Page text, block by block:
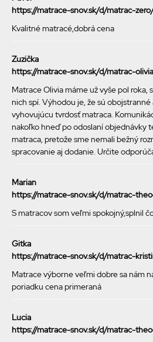
https://matrace-snov.sk/d/matrac-
Kvalitné matracé,dobrá cena
Zuzička
https://matrace-snov.sk/d/matrac-
Matrace Olivia máme už vyše pol roka,
nich spí. Výhodou je, že sú obojstranné
vyhovujúcu tvrdosť matraca.
nakoľko hneď po odoslaní objednávky
matraca, pretože sme nemali bežný
spracovanie aj dodanie. Určite
Marian
https://matrace-snov.sk/d/matrac-
S matracov som veľmi spokojný,splnil
Gitka
https://matrace-snov.sk/d/matrac-
Matrace výborne veľmi dobre sa nám
poriadku cena primeraná
Lucia
https://matrace-snov.sk/d/matrac-